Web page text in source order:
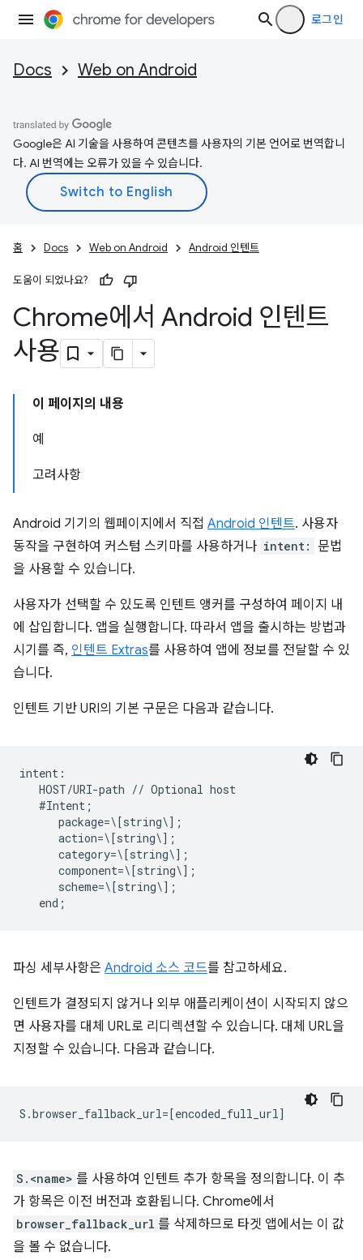
로그인
Docs Web on Android
Google은 AI 기술을 사용하여 콘텐츠를 사용자의 기본 언어로 번역합니
다. AI 번역에는 오류가 있을 수 있습니다.
홈 Docs Web on Android Android 인텐트
도움이 되었나요?
Chrome에서 Android 인텐트
사용
이 페이지의 내용
예
고려사항
Android 기기의 웹페이지에서 직접 Android 인텐트. 사용자
동작을 구현하여 커스텀 스키마를 사용하거나 intent:
문법
을 사용할 수 있습니다.
사용자가 선택할 수 있도록 인텐트 앵커를 구성하여 페이지 내
에 삽입합니다. 앱을 실행합니다. 따라서 앱을 출시하는 방법과
시기를 즉, 인텐트 Extras를 사용하여 앱에 정보를 전달할 수 있
습니다.
인텐트 기반 URI의 기본 구문은 다음과 같습니다.
intent:
   HOST/URI-path // Optional host
   #Intent;
      package=\[string\];
      action=\[string\];
      category=\[string\];
      component=\[string\];
      scheme=\[string\];
파싱 세부사항은 Android 소스 코드를 참고하세요.
인텐트가 결정되지 않거나 외부 애플리케이션이 시작되지 않으
면 사용자를 대체 URL로 리디렉션할 수 있습니다. 대체 URL을
지정할 수 있습니다. 다음과 같습니다.
S.<name> 를 사용하여 인텐트 추가 항목을 정의합니다. 이 추
가 항목은 이전 버전과 호환됩니다. Chrome에서
browser_fallback_url 를 삭제하므로 타겟 앱에서는 이 값
을 볼 수 없습니다.